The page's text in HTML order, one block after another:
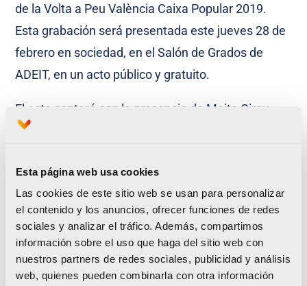
Esta página web usa cookies
Las cookies de este sitio web se usan para personalizar
el contenido y los anuncios, ofrecer funciones de redes
sociales y analizar el tráfico. Además, compartimos
información sobre el uso que haga del sitio web con
nuestros partners de redes sociales, publicidad y análisis
web, quienes pueden combinarla con otra información
de la Volta a Peu València Caixa Popular 2019.
Esta grabación será presentada este jueves 28 de
febrero en sociedad, en el Salón de Grados de
ADEIT, en un acto público y gratuito.
El acto contará con la presencia de Maite Girau,
concejala de deportes del Ayuntamiento de
Marketing de Caixa Popular, Paco Borao,
presidente de la SD Correcaminos, Recaredo
Agulló, filólogo, historiador y socio de la SD
Correcaminos y Salvi Vivancos, historiador y
responsable técnico de la restauración de la